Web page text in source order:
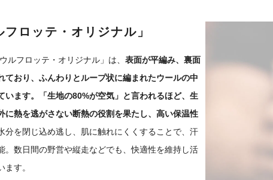
ロッテ・オリジナル」
ルフロッテ・オリジナル」は、 表面が平編み、裏面
おり、ふんわりとループ状に編まれたウールの中
ます。「生地の80%が空気」と言われるほど、生
熱を逃がさない断熱の役割を果たし、高い保温性
分を閉じ込め逃し、肌に触れにくくすることで、汗
数日間の野営や縦走などでも、快適性を維持し活
す。